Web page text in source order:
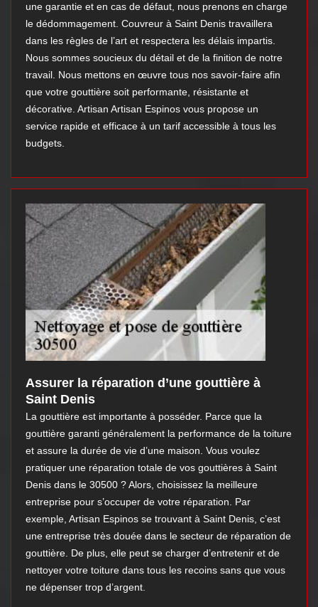
une garantie et en cas de défaut, nous prenons en charge
le dédommagement. Couvreur à Saint Denis travaillera
dans les règles de l’art et respectera les délais impartis.
Nous sommes soucieux du détail et de la finition de notre
travail. Nous mettons en œuvre tous nos savoir-faire afin
que votre gouttière soit performante, résistante et
décorative. Artisan Artisan Espinos vous propose un
service rapide et efficace à un tarif accessible à tous les
budgets.
Assurer la réparation d’une gouttière à
Saint Denis
La gouttière est importante à posséder. Parce que la
gouttière garanti généralement la performance de la toiture
et assure la durée de vie d’une maison. Vous voulez
pratiquer une réparation totale de vos gouttières à Saint
Denis dans le 30500 ? Alors, choisissez la meilleure
entreprise pour s’occuper de votre réparation. Par
exemple, Artisan Espinos se trouvant à Saint Denis, c’est
une entreprise très douée dans le secteur de réparation de
gouttière. De plus, elle peut se charger d’entretenir et de
nettoyer votre toiture dans tous les recoins sans que vous
ne dépenser trop d’argent.